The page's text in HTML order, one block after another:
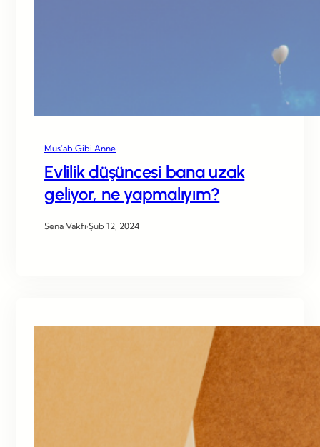
Mus’ab Gibi Anne
Evlilik düşüncesi bana uzak
geliyor, ne yapmalıyım?
Sena Vakfı·Şub 12, 2024